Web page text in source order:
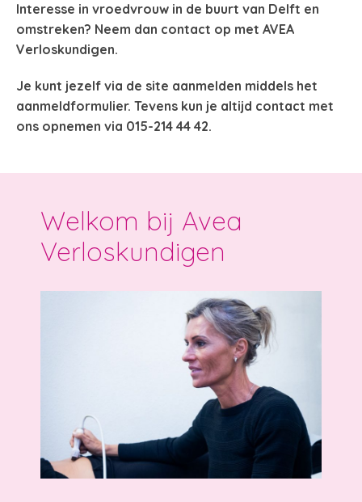
Interesse in vroedvrouw in de buurt van Delft en
omstreken? Neem dan contact op met AVEA
Verloskundigen.
Je kunt jezelf via de site aanmelden middels het
aanmeldformulier. Tevens kun je altijd contact met
ons opnemen via 015-214 44 42.
Welkom bij Avea
Verloskundigen